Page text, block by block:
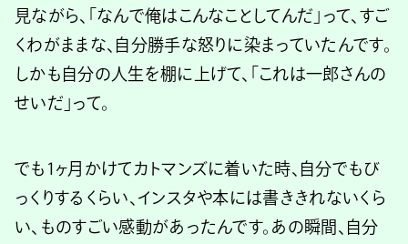
見ながら、「なんで俺はこんなことしてんだ」って、すご
くわがままな、自分勝手な怒りに染まっていたんです。
しかも自分の人生を棚に上げて、「これは一郎さんの
せいだ」って。
でも1ヶ月かけてカトマンズに着いた時、自分でもび
っくりするくらい、インスタや本には書ききれないくら
い、ものすごい感動があったんです。あの瞬間、自分